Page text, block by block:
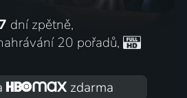
7 dní zpětně,
20 pořadů,
zdarma